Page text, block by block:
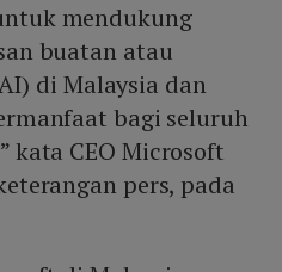
mendukung
buatan atau
di Malaysia dan
bagi seluruh
kata CEO Microsoft
pers, pada